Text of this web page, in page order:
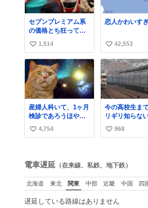
セブンプレミアム系
の価格とち狂ってて
今これ
い
い
ね
数
1,514
恋人かわいす
い
い
ね
数
42,553
産婦人科いて、1ヶ月
検診であろうほやほ
や赤ちゃん👩‍🍼と推
定2,3歳の女の子👧🏻
ども 女の子ずっとマ
マの側から離れな
い…⁉️ 手を繋がなく
てもうろちょろしな
ピクミンみたいにﾄﾃﾄ
い
数
4,754
今の高校生ま
リギリ知らな
2009年3月まで
寝台特急が走
い
数
968
電車遅延 （在来線、私鉄、地下鉄）
北海道 東北 関東 中部 近畿 中国 四
遅延している路線はありません